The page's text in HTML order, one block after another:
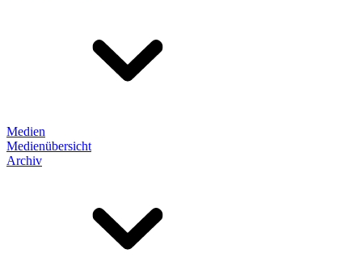
Medien
Medienübersicht
Archiv